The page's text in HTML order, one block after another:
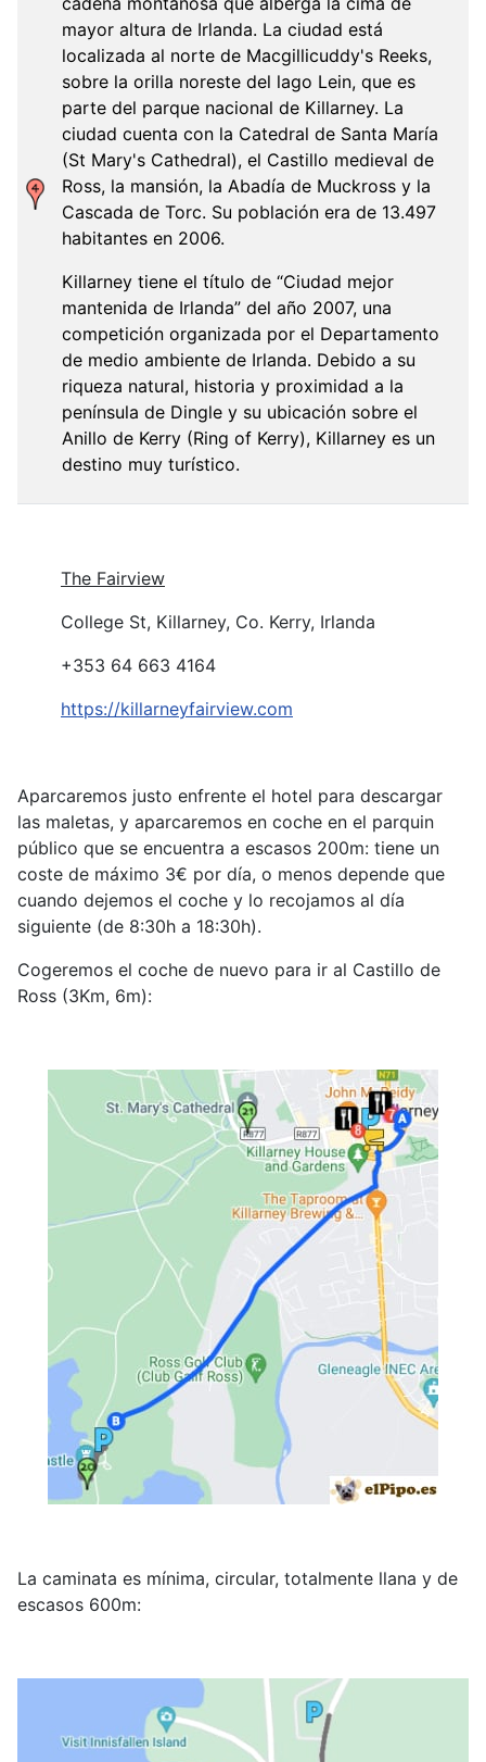
mayor altura de Irlanda. La ciudad está
localizada al norte de Macgillicuddy's Reeks,
sobre la orilla noreste del lago Lein, que es
parte del parque nacional de Killarney. La
ciudad cuenta con la Catedral de Santa María
(St Mary's Cathedral), el Castillo medieval de
Ross, la mansión, la Abadía de Muckross y la
Cascada de Torc. Su población era de 13.497
habitantes en 2006.
Killarney tiene el título de “Ciudad mejor
mantenida de Irlanda” del año 2007, una
competición organizada por el Departamento
de medio ambiente de Irlanda. Debido a su
riqueza natural, historia y proximidad a la
península de Dingle y su ubicación sobre el
Anillo de Kerry (Ring of Kerry), Killarney es un
destino muy turístico.
The Fairview
College St, Killarney, Co. Kerry, Irlanda
+353 64 663 4164
https://killarneyfairview.com
Aparcaremos justo enfrente el hotel para descargar
las maletas, y aparcaremos en coche en el parquin
público que se encuentra a escasos 200m: tiene un
coste de máximo 3€ por día, o menos depende que
cuando dejemos el coche y lo recojamos al día
siguiente (de 8:30h a 18:30h).
Cogeremos el coche de nuevo para ir al Castillo de
Ross (3Km, 6m):
La caminata es mínima, circular, totalmente llana y de
escasos 600m: